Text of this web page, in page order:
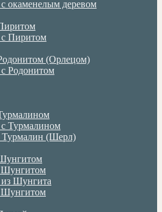
с окаменелым деревом
с Пиритом
(Орлецом)
с Родонитом
с Турмалином
(Шерл)
Шунгитом
из Шунгита
Шунгитом